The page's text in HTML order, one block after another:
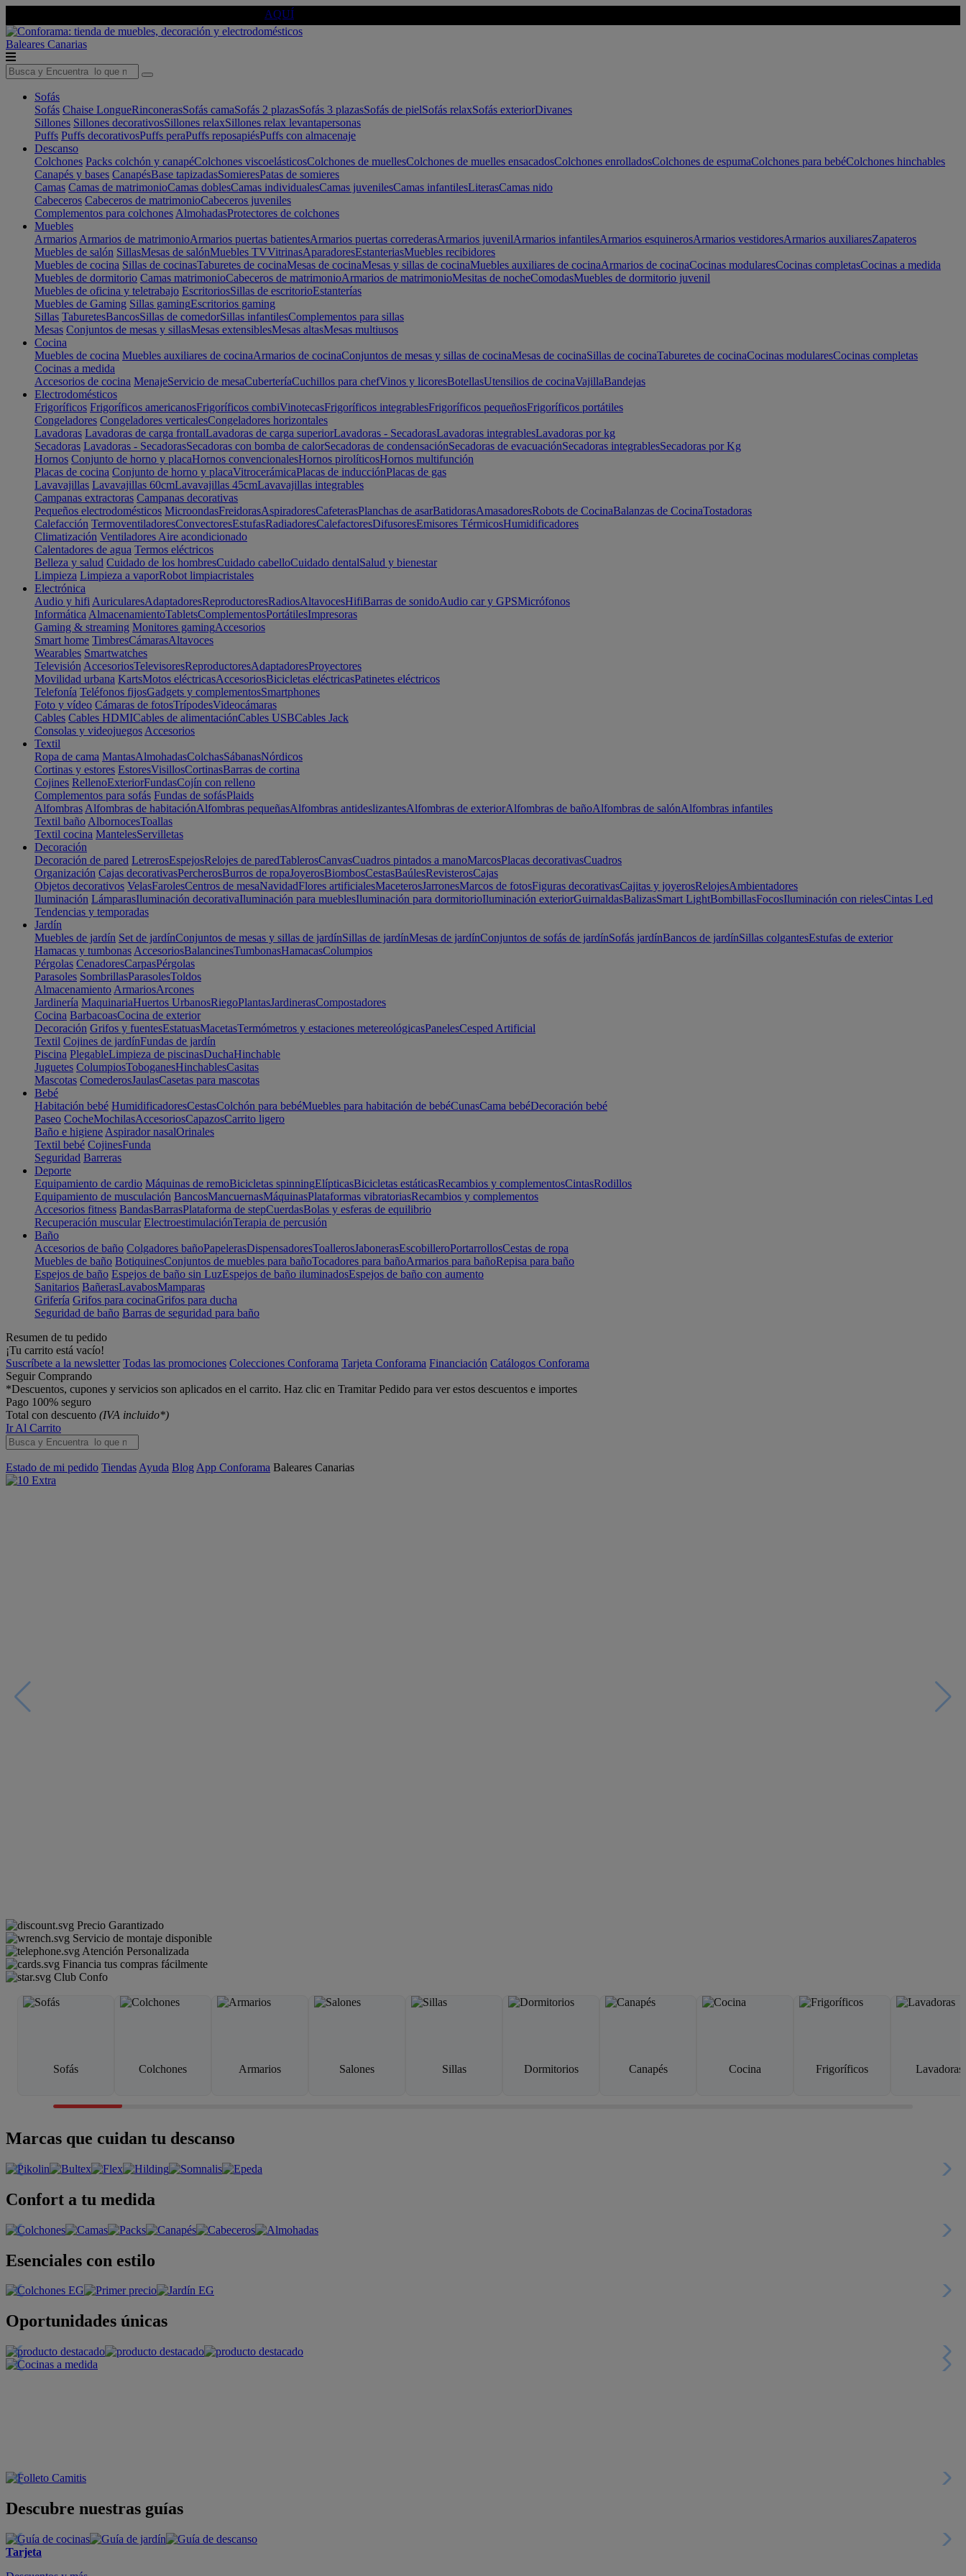
AQUÍ
Baleares Canarias
Sofás
Sofás Chaise LongueRinconerasSofás camaSofás 2 plazasSofás 3 plazasSofás de pielSofás relaxSofás exteriorDivanes
Sillones Sillones decorativosSillones relaxSillones relax levantapersonas
Puffs Puffs decorativosPuffs peraPuffs reposapiésPuffs con almacenaje
Descanso
Colchones Packs colchón y canapéColchones viscoelásticosColchones de muellesColchones de muelles ensacadosColchones enrolladosColchones de espumaColchones para bebéColchones hinchables
Canapés y bases CanapésBase tapizadasSomieresPatas de somieres
Camas Camas de matrimonioCamas doblesCamas individualesCamas juvenilesCamas infantilesLiterasCamas nido
Cabeceros Cabeceros de matrimonioCabeceros juveniles
Complementos para colchones AlmohadasProtectores de colchones
Muebles
Armarios Armarios de matrimonioArmarios puertas batientesArmarios puertas correderasArmarios juvenilArmarios infantilesArmarios esquinerosArmarios vestidoresArmarios auxiliaresZapateros
Muebles de salón SillasMesas de salónMuebles TVVitrinasAparadoresEstanteriasMuebles recibidores
Muebles de cocina Sillas de cocinasTaburetes de cocinaMesas de cocinaMesas y sillas de cocinaMuebles auxiliares de cocinaArmarios de cocinaCocinas modularesCocinas completasCocinas a medida
Muebles de dormitorio Camas matrimonioCabeceros de matrimonioArmarios de matrimonioMesitas de nocheComodasMuebles de dormitorio juvenil
Muebles de oficina y teletrabajo EscritoriosSillas de escritorioEstanterías
Muebles de Gaming Sillas gamingEscritorios gaming
Sillas TaburetesBancosSillas de comedorSillas infantilesComplementos para sillas
Mesas Conjuntos de mesas y sillasMesas extensiblesMesas altasMesas multiusos
Cocina
Muebles de cocina Muebles auxiliares de cocinaArmarios de cocinaConjuntos de mesas y sillas de cocinaMesas de cocinaSillas de cocinaTaburetes de cocinaCocinas modularesCocinas completas
Cocinas a medida
Accesorios de cocina MenajeServicio de mesaCuberteríaCuchillos para chefVinos y licoresBotellasUtensilios de cocinaVajillaBandejas
Electrodomésticos
Frigoríficos Frigoríficos americanosFrigoríficos combiVinotecasFrigoríficos integrablesFrigoríficos pequeñosFrigoríficos portátiles
Congeladores Congeladores verticalesCongeladores horizontales
Lavadoras Lavadoras de carga frontalLavadoras de carga superiorLavadoras - SecadorasLavadoras integrablesLavadoras por kg
Secadoras Lavadoras - SecadorasSecadoras con bomba de calorSecadoras de condensaciónSecadoras de evacuaciónSecadoras integrablesSecadoras por Kg
Hornos Conjunto de horno y placaHornos convencionalesHornos pirolíticosHornos multifunción
Placas de cocina Conjunto de horno y placaVitrocerámicaPlacas de inducciónPlacas de gas
Lavavajillas Lavavajillas 60cmLavavajillas 45cmLavavajillas integrables
Campanas extractoras Campanas decorativas
Pequeños electrodomésticos MicroondasFreidorasAspiradoresCafeterasPlanchas de asarBatidorasAmasadoresRobots de CocinaBalanzas de CocinaTostadoras
Calefacción TermoventiladoresConvectoresEstufasRadiadoresCalefactoresDifusoresEmisores TérmicosHumidificadores
Climatización Ventiladores Aire acondicionado
Calentadores de agua Termos eléctricos
Belleza y salud Cuidado de los hombresCuidado cabelloCuidado dentalSalud y bienestar
Limpieza Limpieza a vaporRobot limpiacristales
Electrónica
Audio y hifi AuricularesAdaptadoresReproductoresRadiosAltavocesHifiBarras de sonidoAudio car y GPSMicrófonos
Informática AlmacenamientoTabletsComplementosPortátilesImpresoras
Gaming & streaming Monitores gamingAccesorios
Smart home TimbresCámarasAltavoces
Wearables Smartwatches
Televisión AccesoriosTelevisoresReproductoresAdaptadoresProyectores
Movilidad urbana KartsMotos eléctricasAccesoriosBicicletas eléctricasPatinetes eléctricos
Telefonía Teléfonos fijosGadgets y complementosSmartphones
Foto y vídeo Cámaras de fotosTrípodesVideocámaras
Cables Cables HDMICables de alimentaciónCables USBCables Jack
Consolas y videojuegos Accesorios
Textil
Ropa de cama MantasAlmohadasColchasSábanasNórdicos
Cortinas y estores EstoresVisillosCortinasBarras de cortina
Cojines RellenoExteriorFundasCojín con relleno
Complementos para sofás Fundas de sofásPlaids
Alfombras Alfombras de habitaciónAlfombras pequeñasAlfombras antideslizantesAlfombras de exteriorAlfombras de bañoAlfombras de salónAlfombras infantiles
Textil baño AlbornocesToallas
Textil cocina MantelesServilletas
Decoración
Decoración de pared LetrerosEspejosRelojes de paredTablerosCanvasCuadros pintados a manoMarcosPlacas decorativasCuadros
Organización Cajas decorativasPercherosBurros de ropaJoyerosBiombosCestasBaúlesRevisterosCajas
Objetos decorativos VelasFarolesCentros de mesaNavidadFlores artificialesMaceterosJarronesMarcos de fotosFiguras decorativasCajitas y joyerosRelojesAmbientadores
Iluminación LámparasIluminación decorativaIluminación para mueblesIluminación para dormitorioIluminación exteriorGuirnaldasBalizasSmart LightBombillasFocosIluminación con rielesCintas Led
Tendencias y temporadas
Jardín
Muebles de jardín Set de jardínConjuntos de mesas y sillas de jardínSillas de jardínMesas de jardínConjuntos de sofás de jardínSofás jardínBancos de jardínSillas colgantesEstufas de exterior
Hamacas y tumbonas AccesoriosBalancinesTumbonasHamacasColumpios
Pérgolas CenadoresCarpasPérgolas
Parasoles SombrillasParasolesToldos
Almacenamiento ArmariosArcones
Jardinería MaquinariaHuertos UrbanosRiegoPlantasJardinerasCompostadores
Cocina BarbacoasCocina de exterior
Decoración Grifos y fuentesEstatuasMacetasTermómetros y estaciones metereológicasPanelesCesped Artificial
Textil Cojines de jardínFundas de jardín
Piscina PlegableLimpieza de piscinasDuchaHinchable
Juguetes ColumpiosToboganesHinchablesCasitas
Mascotas ComederosJaulasCasetas para mascotas
Bebé
Habitación bebé HumidificadoresCestasColchón para bebéMuebles para habitación de bebéCunasCama bebéDecoración bebé
Paseo CocheMochilasAccesoriosCapazosCarrito ligero
Baño e higiene Aspirador nasalOrinales
Textil bebé CojinesFunda
Seguridad Barreras
Deporte
Equipamiento de cardio Máquinas de remoBicicletas spinningElípticasBicicletas estáticasRecambios y complementosCintasRodillos
Equipamiento de musculación BancosMancuernasMáquinasPlataformas vibratoriasRecambios y complementos
Accesorios fitness BandasBarrasPlataforma de stepCuerdasBolas y esferas de equilibrio
Recuperación muscular ElectroestimulaciónTerapia de percusión
Baño
Accesorios de baño Colgadores bañoPapelerasDispensadoresToallerosJabonerasEscobilleroPortarrollosCestas de ropa
Muebles de baño BotiquinesConjuntos de muebles para bañoTocadores para bañoArmarios para bañoRepisa para baño
Espejos de baño Espejos de baño sin LuzEspejos de baño iluminadosEspejos de baño con aumento
Sanitarios BañerasLavabosMamparas
Grifería Grifos para cocinaGrifos para ducha
Seguridad de baño Barras de seguridad para baño
Resumen de tu pedido
¡Tu carrito está vacío!
Suscríbete a la newsletter Todas las promociones Colecciones Conforama Tarjeta Conforama Financiación Catálogos Conforama
Seguir Comprando
*Descuentos, cupones y servicios son aplicados en el carrito. Haz clic en Tramitar Pedido para ver estos descuentos e importes
Pago 100% seguro
Total con descuento (IVA incluido*)
Ir Al Carrito
Estado de mi pedido Tiendas Ayuda Blog App Conforama Baleares Canarias
Precio Garantizado
Servicio de montaje disponible
Atención Personalizada
Financia tus compras fácilmente
Club Confo
Sofás Colchones Armarios Salones Sillas Dormitorios Canapés Cocina Frigoríficos Lavadoras
Marcas que cuidan tu descanso
Confort a tu medida
Esenciales con estilo
Oportunidades únicas
Descubre nuestras guías
Tarjeta